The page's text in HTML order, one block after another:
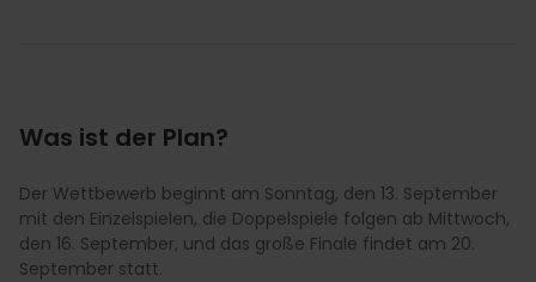
Was ist der Plan?
Der Wettbewerb beginnt am Sonntag, den 13. September
mit den Einzelspielen, die Doppelspiele folgen ab Mittwoch,
den 16. September, und das große Finale findet am 20.
September statt.